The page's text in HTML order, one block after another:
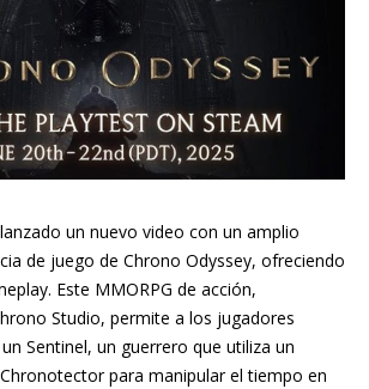
un nuevo video con un amplio
de juego de Chrono Odyssey, ofreciendo
Este MMORPG de acción,
Studio, permite a los jugadores
Sentinel, un guerrero que utiliza un
para manipular el tiempo en